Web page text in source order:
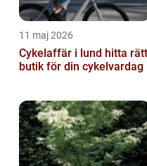
11 maj 2026
Cykelaffär i lund hitta rätt
butik för din cykelvardag